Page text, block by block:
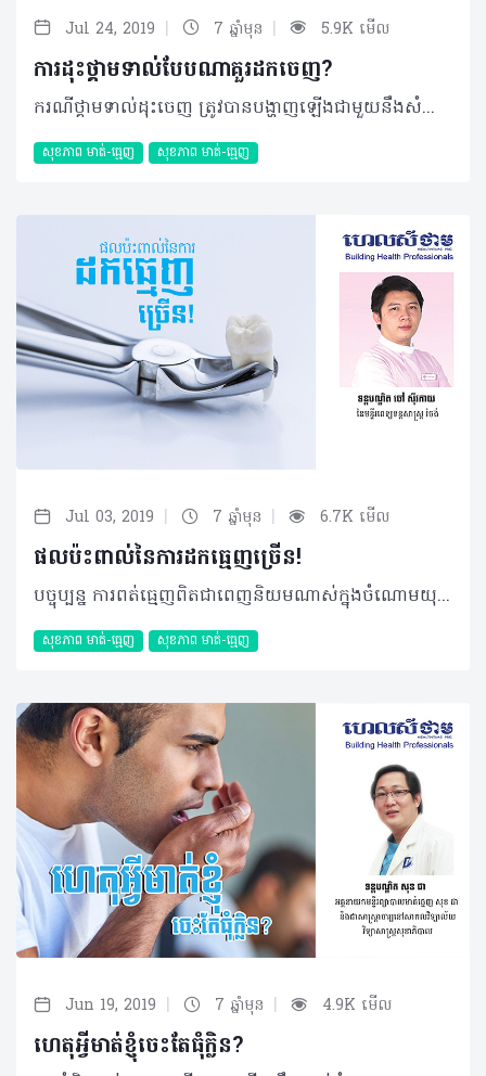
Jul 24, 2019 | 7 ឆ្នាំមុន | 5.9K មើល
ការដុះថ្គាមទាល់បែបណាគួរដកចេញ?
ករណីថ្គាមទាល់ដុះចេញ ត្រូវបានបង្ហាញឡើងជាមួយនឹងសំណួរជុំវិញបញ្ហានេះជាច្រើន។ ជាទូទៅការដុះថ្គាមទាល់អាចបង្កការឈឺចាប់មួយរយៈ និងបាត់ទៅវិញដោយឯកឯង។ យ៉ាងណាមិញទោះបីវាហាក់ដូចជាមិនបង្កផលរំខាននានាផ្សេងទៀតតែចម្ងល់ក្នុងការដកថ្គាមទាល់ចេញនៅតែជាបញ្ហាក្នុងការសម្រេចចិត្តរបស់ប្រជាជនមួយចំនួន។ តើថ្គាមទាល់បែបណាដែលអ្នកគួរដកចេញ? អត្ថបទខាងក្រោមនេះអាចជាចម្លើយរបស់អ្នក៖ សំណួរ៖ ខ្ញុំមានអាយុ ៣០ឆ្នាំ ភេទស្រី រស់នៅខេត្តបាត់ដំបង។ ខ្ញុំមានថ្គាមទាល់ដុះចេញតែពាក់កណ្តាល និងមានសាច់គ្របពីលើពាក់កណ្តាល។ តើខ្ញុំគួរតែដកចេញ ឬយ៉ាងណា បើពេលនេះវាមិនផ្តល់ការឈឺចាប់អ្វីឡើយ? ចម្លើយ៖ ប្អូនគួរតែដកចេញ ទោះបីជាពេលនេះវាមិនមានការឈឺចាប់ក៏ដោយព្រោះវានឹងអាចបង្កការឈឺចាប់នៅពេលអនាគតនិងធ្វើឲ្យប៉ះពាល់ ឬខូចខាតដល់ធ្មេញជិតខាងដោយសារការសម្អាតមិនបានស្អាតល្អធ្វើឲ្យមានរោគពុកធ្មេញ រោគអញ្ចាញនិងបញ្ហាផ្សេងៗដូចជាបញ្ហាក្លិនមាត់ជាដើម។ បកស្រាយដោយ៖ ទន្តបណ្ឌិត សុខ ជា អគ្គនាយកមន្ទីរព្យាបាលមាត់ធ្មេញសុខ ជា និងជាសាស្រ្តាចារ្យនៅសាកលវិទ្យាល័យវិទ្យាសាស្រ្តសុខាភិបាល អត្ថបទ៖​ ដកស្រង់ចេញពីទស្សនាវដ្ដី ហេលស៍ថាម ប្រូ លេខ ៨១ ©2019 រក្សាសិទ្ធិគ្រប់យ៉ាង​ដោយ Healthtime Corporation ចំពោះគ្រប់អត្ថបទដោយគ្មានផ្នែកណាមួយត្រូវបោះពុម្ពផ្សាយចូលប្រព័ន្ធអុីនធឺណែតឧបករណ៍អេឡិចត្រូនិកអាត់ជាសំឡេងឬថតចំលងគ្រប់រូបភាពដោយគ្មានការអនុញ្ញាតឡើយ
សុខភាព​​ មាត់-ធ្មេញ សុខភាព​​ មាត់-ធ្មេញ
Jul 03, 2019 | 7 ឆ្នាំមុន | 6.7K មើល
ផលប៉ះពាល់នៃការដកធ្មេញច្រើន!
បច្ចុប្បន្ន ការពត់ធ្មេញពិតជាពេញនិយមណាស់ក្នុងចំណោមយុវវ័យកម្ពុជា ប៉ុន្តែលក្ខខណ្ឌពត់ធ្មេញរបស់មនុស្សម្នាក់ៗ អាចនឹងខុសគ្នាអាស្រ័យស្ថានភាពធ្មេញបច្ចុប្បន្នរបស់គាត់។ បុគ្គលខ្លះមិនចាំបាច់តម្រូវឲ្យមានការដកធ្មេញទេ តែបុគ្គលខ្លះវិញត្រូវឲ្យដកធ្មេញយ៉ាងច្រើនទៅវិញ ជាក់ស្តែងដូចករណីខាងក្រោមរបស់មិត្តអ្នកអានយើងម្នាក់... សំណួរ៖ នាងខ្ញុំអាយុ ២៣ឆ្នាំ នាងខ្ញុំចង់ធ្វើការពត់ធ្មេញ ប៉ុន្តែពេលទៅពិគ្រោះគ្រូពេទ្យថាខ្ញុំត្រូវដកធ្មេញចំនួន ៥គ្រាប់។ ខ្ញុំក៏សម្រេចចិត្តថាមិនពត់វិញ ព្រោះត្រូវដកធ្មេញច្រើនក្នុងពេលតែមួយ ហើយក៏ធ្លាប់ឮមិត្តភក្តិថាអាចមានគ្រោះថ្នាក់។ ខ្ញុំចង់ដឹងថា តើការដកធ្មេញច្រើនបែបនេះអាចមានគ្រោះថ្នាក់ពិតប្រាកដដែរឬទេ ឬអាចបណ្តាលឲ្យមានបញ្ហាទៅថ្ងៃមុខឬទេ? ចម្លើយ៖ ទាក់ទងនឹងការពត់ធ្មេញដោយតម្រូវឲ្យដកធ្មេញគឺពិតជាមាន ប៉ុន្តែដកធ្មេញប៉ុន្មានគ្រាប់ប៉ះពាល់ ឬអត់នោះមិនអាចសន្មត់បានភ្លាមៗទេទាល់តែពិនិត្យឲ្យបានល្អិតល្អន់ជាមុនសិន។ ដើម្បីឲ្យកាន់តែប្រាកដចំពោះករណីនេះ ប្អូនចាំបាច់ត្រូវតែទៅជួបប្រឹក្សាជាមួយអ្នកឯកទេសពត់តម្រង់ធ្មេញ។ បកស្រាយដោយ៖ ទន្តបណ្ឌិត ចៅ ស៊ីវកាយ នៃមន្ទីរពេទ្យទន្តសាស្រ្ត រំចង់ អត្ថបទ៖ ដកស្រង់ចេញពីទស្សនាវដ្ដី ហេលស៍ថាម ប្រូ លេខ ៧៩ ©2019 រក្សាសិទ្ធិគ្រប់យ៉ាង​ដោយ Healthtime Corporation ចំពោះគ្រប់អត្ថបទដោយគ្មានផ្នែកណាមួយត្រូវបោះពុម្ពផ្សាយចូលប្រព័ន្ធអុីនធឺណែតឧបករណ៍អេឡិចត្រូនិកអាត់ជាសំឡេងឬថតចំលងគ្រប់រូបភាពដោយគ្មានការអនុញ្ញាតឡើយ
សុខភាព​​ មាត់-ធ្មេញ សុខភាព​​ មាត់-ធ្មេញ
Jun 19, 2019 | 7 ឆ្នាំមុន | 4.9K មើល
ហេតុអ្វីមាត់ខ្ញុំចេះតែធុំក្លិន?